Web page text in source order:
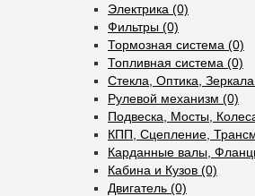
Электрика (0)
Фильтры (0)
Тормозная система (0)
Топливная система (0)
Стекла, Оптика,
Рулевой механизм (0)
Подвеска, Мосты,
КПП, Сцепление,
Карданные валы,
Кабина и Кузов (0)
Двигатель (0)